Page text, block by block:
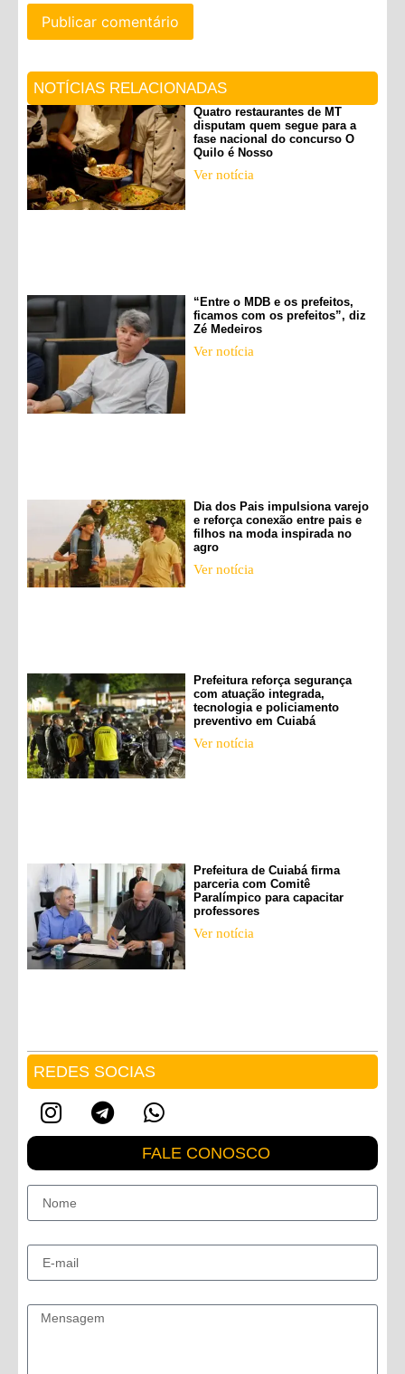
NOTÍCIAS RELACIONADAS
Quatro restaurantes de MT
disputam quem segue para a
fase nacional do concurso O
Quilo é Nosso
Ver notícia
“Entre o MDB e os prefeitos,
ficamos com os prefeitos”, diz
Zé Medeiros
Ver notícia
Dia dos Pais impulsiona varejo
e reforça conexão entre pais e
filhos na moda inspirada no
agro
Ver notícia
Prefeitura reforça segurança
com atuação integrada,
tecnologia e policiamento
preventivo em Cuiabá
Ver notícia
Prefeitura de Cuiabá firma
parceria com Comitê
Paralímpico para capacitar
professores
Ver notícia
REDES SOCIAS
FALE CONOSCO